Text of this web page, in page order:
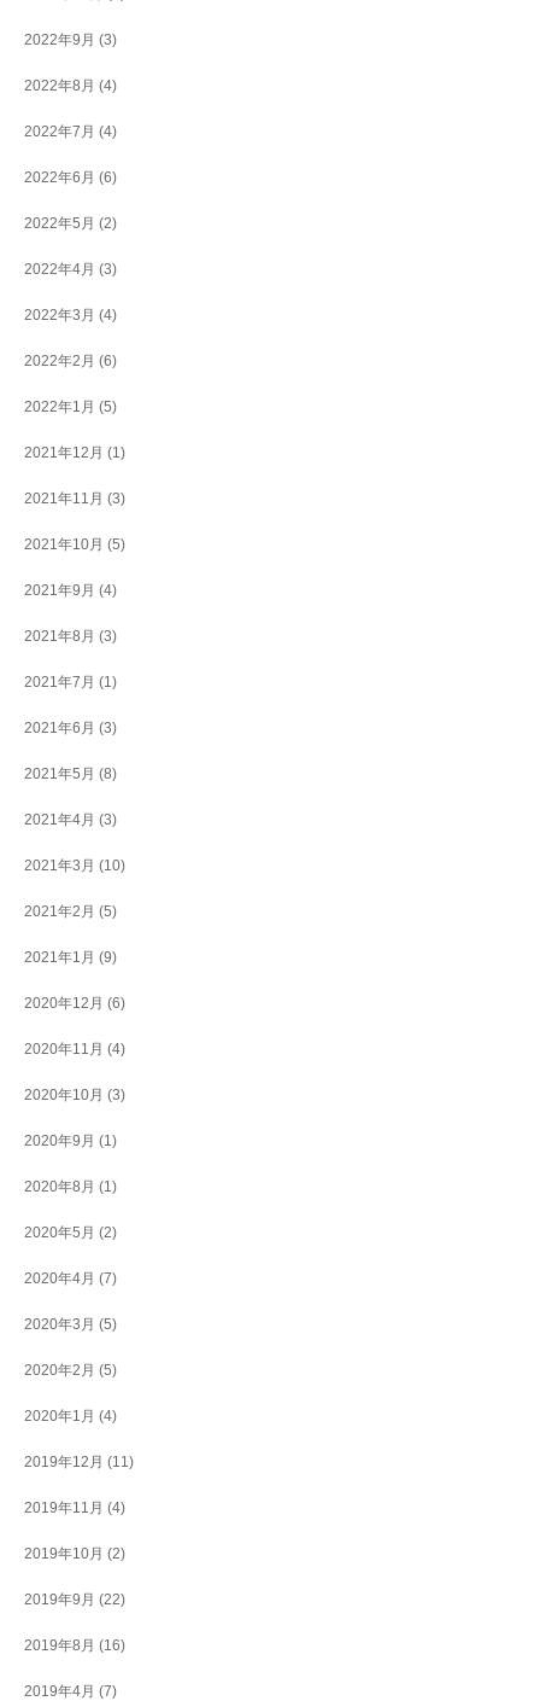
2022年9月 (3)
2022年8月 (4)
2022年7月 (4)
2022年6月 (6)
2022年5月 (2)
2022年4月 (3)
2022年3月 (4)
2022年2月 (6)
2022年1月 (5)
2021年12月 (1)
2021年11月 (3)
2021年10月 (5)
2021年9月 (4)
2021年8月 (3)
2021年7月 (1)
2021年6月 (3)
2021年5月 (8)
2021年4月 (3)
2021年3月 (10)
2021年2月 (5)
2021年1月 (9)
2020年12月 (6)
2020年11月 (4)
2020年10月 (3)
2020年9月 (1)
2020年8月 (1)
2020年5月 (2)
2020年4月 (7)
2020年3月 (5)
2020年2月 (5)
2020年1月 (4)
2019年12月 (11)
2019年11月 (4)
2019年10月 (2)
2019年9月 (22)
2019年8月 (16)
2019年4月 (7)